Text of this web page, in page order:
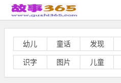
幼儿 童话 发现
识字 图片 儿童